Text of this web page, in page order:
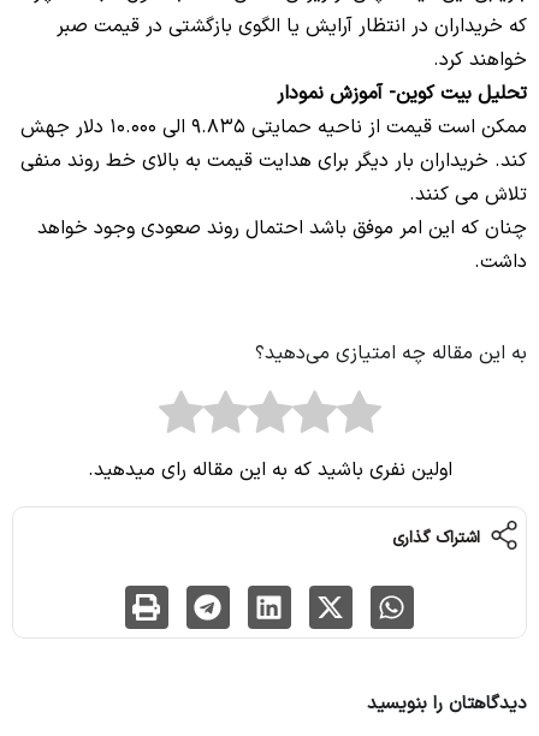
که خریداران در انتظار آرایش یا الگوی بازگشتی در قیمت صبر
خواهند کرد.
تحلیل بیت کوین- آموزش نمودار
ممکن است قیمت از ناحیه حمایتی 9.835 الی 10.000 دلار جهش
کند. خریداران بار دیگر برای هدایت قیمت به بالای خط روند منفی
تلاش می کنند.
چنان که این امر موفق باشد احتمال روند صعودی وجود خواهد
داشت.
به این مقاله چه امتیازی می‌دهید؟
اولین نفری باشید که به این مقاله رای میدهید.
اشتراک گذاری
دیدگاهتان را بنویسید